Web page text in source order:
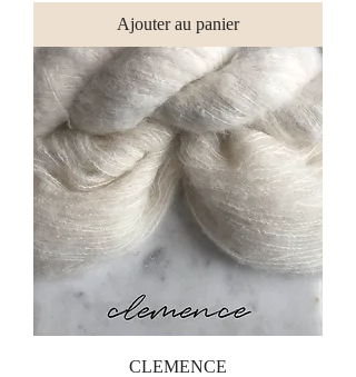
Ajouter au panier
CLEMENCE